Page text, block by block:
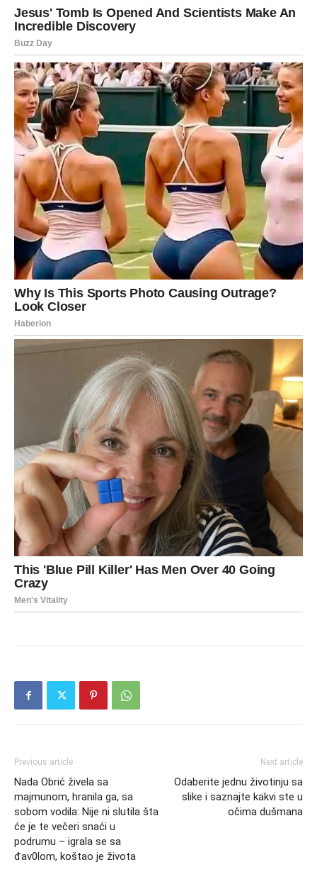
Previous article
Nada Obrić živela sa
majmunom, hranila ga, sa
sobom vodila: Nije ni slutila šta
će je te večeri snaći u
podrumu – igrala se sa
đav0lom, koštao je života
Next article
Odaberite jednu životinju sa
slike i saznajte kakvi ste u
očima dušmana